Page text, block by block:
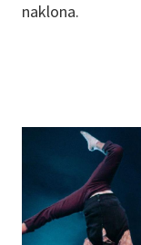
naklona.